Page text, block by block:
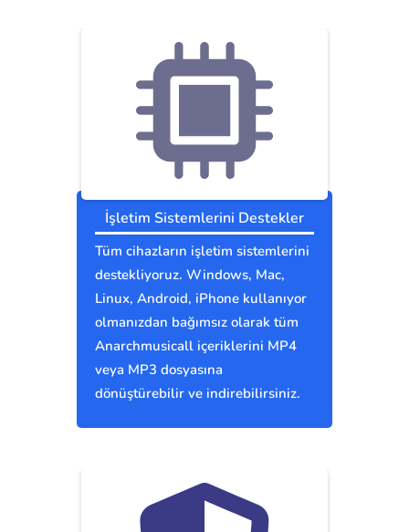
İşletim Sistemlerini Destekler
Tüm cihazların işletim sistemlerini
destekliyoruz. Windows, Mac,
Linux, Android, iPhone kullanıyor
olmanızdan bağımsız olarak tüm
Anarchmusicall içeriklerini MP4
veya MP3 dosyasına
dönüştürebilir ve indirebilirsiniz.